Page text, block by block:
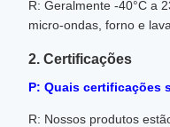
R: Geralmente -40°C a
micro-ondas, forno e
2. Certificações
P: Quais certificações
R: Nossos produtos